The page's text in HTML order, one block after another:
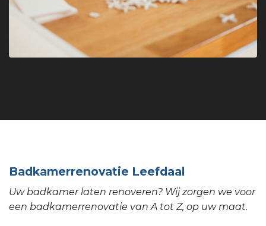
Badkamerrenovatie Leefdaal
Uw badkamer laten renoveren? Wij zorgen we voor
een badkamerrenovatie van A tot Z, op uw maat.